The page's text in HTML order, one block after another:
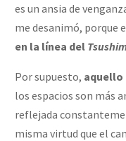
es un ansia de
me desanimó, porque
en la línea del
Por supuesto, aquello
los espacios son más
reflejada
misma virtud que el